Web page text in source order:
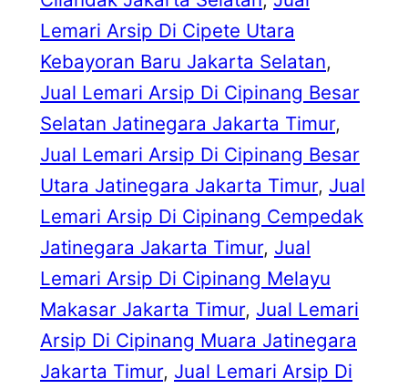
Lemari Arsip Di Cipete Utara
Kebayoran Baru Jakarta Selatan
Jual Lemari Arsip Di Cipinang Besar
Selatan Jatinegara Jakarta Timur
Jual Lemari Arsip Di Cipinang Besar
Utara Jatinegara Jakarta Timur, Jual
Lemari Arsip Di Cipinang Cempedak
Jatinegara Jakarta Timur, Jual
Lemari Arsip Di Cipinang Melayu
Makasar Jakarta Timur, Jual Lemari
Arsip Di Cipinang Muara Jatinegara
Jakarta Timur, Jual Lemari Arsip Di